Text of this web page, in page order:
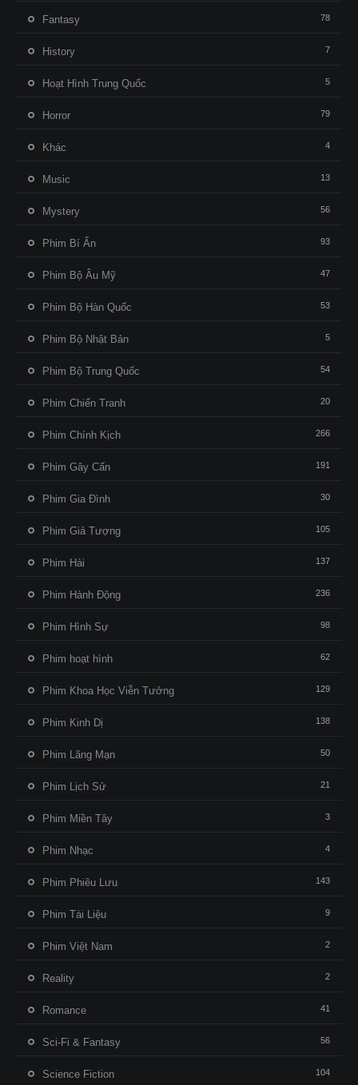
Fantasy 78
History 7
Hoạt Hình Trung Quốc 5
Horror 79
Khác 4
Music 13
Mystery 56
Phim Bí Ẩn 93
Phim Bộ Âu Mỹ 47
Phim Bộ Hàn Quốc 53
Phim Bộ Nhật Bản 5
Phim Bộ Trung Quốc 54
Phim Chiến Tranh 20
Phim Chính Kịch 266
Phim Gây Cấn 191
Phim Gia Đình 30
Phim Giả Tượng 105
Phim Hài 137
Phim Hành Động 236
Phim Hình Sự 98
Phim hoạt hình 62
Phim Khoa Học Viễn Tưởng 129
Phim Kinh Dị 138
Phim Lãng Mạn 50
Phim Lịch Sử 21
Phim Miền Tây 3
Phim Nhạc 4
Phim Phiêu Lưu 143
Phim Tài Liệu 9
Phim Việt Nam 2
Reality 2
Romance 41
Sci-Fi & Fantasy 56
Science Fiction 104